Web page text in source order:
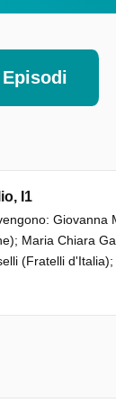
Episodi
I1
Giovanna
Maria Chiara
(Fratelli d'Italia);